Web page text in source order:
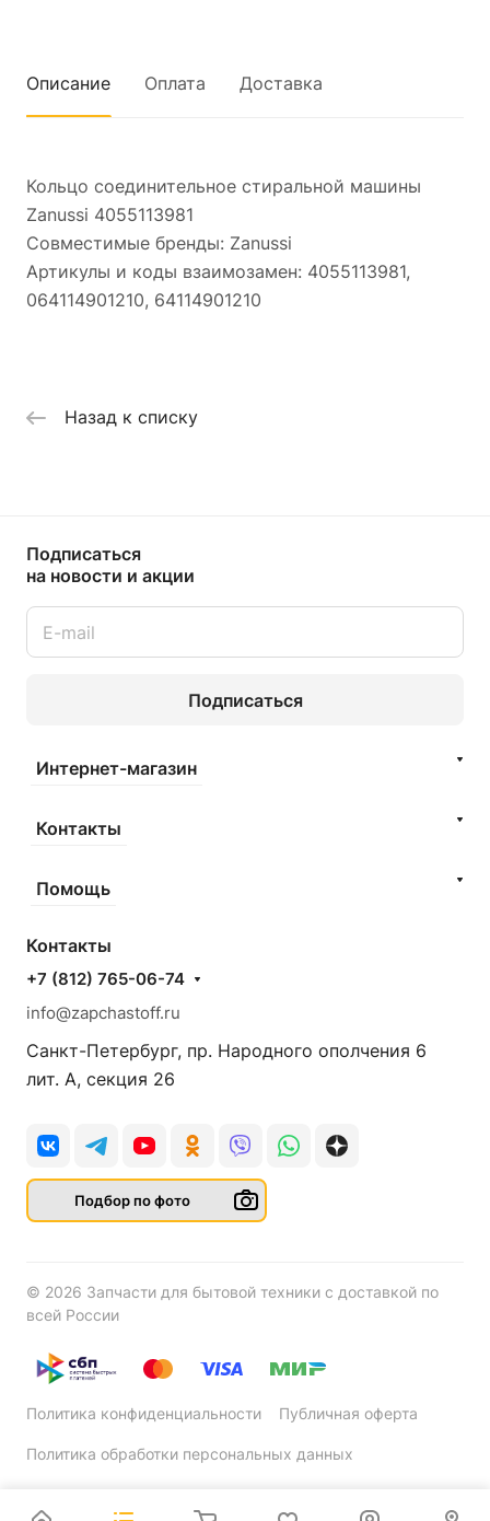
Описание Оплата Доставка
Кольцо соединительное стиральной машины
Zanussi 4055113981
Совместимые бренды: Zanussi
Артикулы и коды взаимозамен: 4055113981,
064114901210, 64114901210
Назад к списку
Подписаться
на новости и акции
Подписаться
Интернет-магазин
Контакты
Помощь
Контакты
+7 (812) 765-06-74
info@zapchastoff.ru
Санкт-Петербург, пр. Народного ополчения 6
лит. А, секция 26
Подбор по фото
© 2026 Запчасти для бытовой техники с доставкой по
всей России
Политика конфиденциальности Публичная оферта
Политика обработки персональных данных